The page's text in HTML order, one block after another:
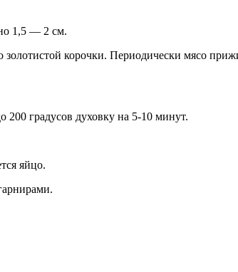
1,5 — 2 см.
корочки. Периодически мясо
градусов духовку на 5-10 минут.
яйцо.